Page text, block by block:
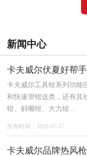
新闻中心
卡夫威尔伏夏好帮
卡夫威尔工具钳系列功能
和快速管钳这类，还有其
钳、斜嘴钳、大力钳...
发布时间：2026-07-17
卡夫威尔品牌热风